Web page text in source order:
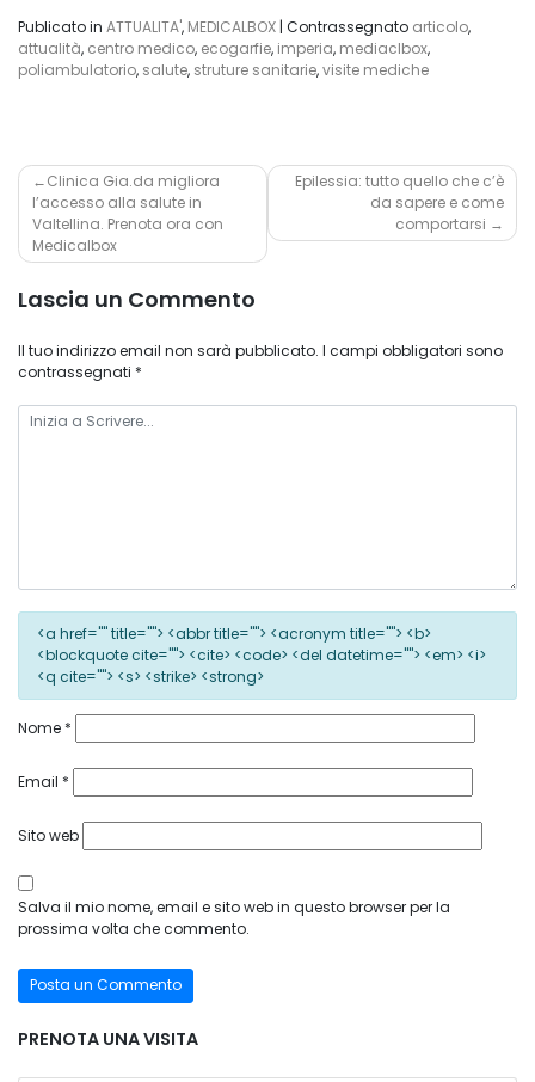
Publicato in ATTUALITA', MEDICALBOX | Contrassegnato articolo,
attualità, centro medico, ecogarfie, imperia, mediaclbox,
poliambulatorio, salute, struture sanitarie,visite mediche
Navigazione
articoli
Clinica Gia.da migliora
l’accesso alla salute in
Valtellina. Prenota ora con
Medicalbox
Epilessia: tutto quello che c’è
da sapere e come
comportarsi
Lascia un Commento
Il tuo indirizzo email non sarà pubblicato. I campi obbligatori sono
contrassegnati *
<a href="" title=""> <abbr title=""> <acronym title=""> <b>
<blockquote cite=""> <cite> <code> <del datetime=""> <em> <i>
<q cite=""> <s> <strike> <strong>
Nome *
Email *
Sito web
Salva il mio nome, email e sito web in questo browser per la
prossima volta che commento.
PRENOTA UNA VISITA